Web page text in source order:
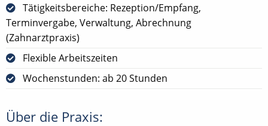
Tätigkeitsbereiche: Rezeption/Empfang,
Terminvergabe, Verwaltung, Abrechnung
(Zahnarztpraxis)
Flexible Arbeitszeiten
Wochenstunden: ab 20 Stunden
Über die Praxis: